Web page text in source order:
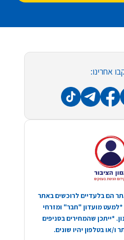
אחרינו:
הם בלעדיים לרוכשים באתר
מועדון "חבר" ומזרחי
*ייתכן שהמחירים בסניפים
ו/או בטלפון יהיו שונים.